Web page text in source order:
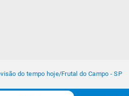
do tempo hoje/Frutal do Campo - SP